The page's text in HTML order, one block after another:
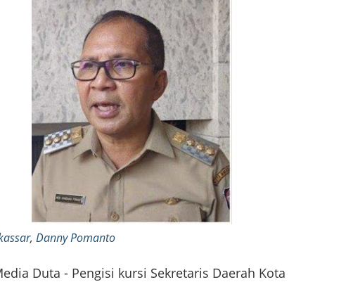
, Danny Pomanto
Duta - Pengisi kursi Sekretaris Daerah Kota